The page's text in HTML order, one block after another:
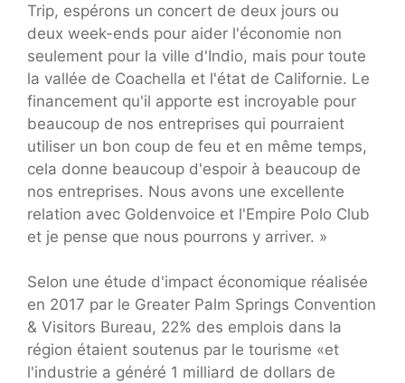
Trip, espérons un concert de deux jours ou
deux week-ends pour aider l'économie non
seulement pour la ville d'Indio, mais pour toute
la vallée de Coachella et l'état de Californie. Le
financement qu'il apporte est incroyable pour
beaucoup de nos entreprises qui pourraient
utiliser un bon coup de feu et en même temps,
cela donne beaucoup d'espoir à beaucoup de
nos entreprises. Nous avons une excellente
relation avec Goldenvoice et l'Empire Polo Club
et je pense que nous pourrons y arriver. »
Selon une étude d'impact économique réalisée
en 2017 par le Greater Palm Springs Convention
& Visitors Bureau, 22% des emplois dans la
région étaient soutenus par le tourisme «et
l'industrie a généré 1 milliard de dollars de